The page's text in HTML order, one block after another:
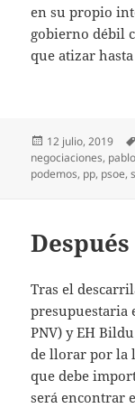
en su propio
gobierno débil
que atizar
Publicado
el
12 julio, 2019
negociaciones,
podemos, pp, psoe,
Tras el
presupuestaria
PNV) y EH
de llorar por la
que debe
será encontrar